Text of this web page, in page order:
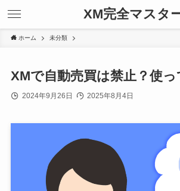
XM完全マスタ
ホーム 未分類
XMで自動売買は禁止？使っ
2024年9月26日 2025年8月4日